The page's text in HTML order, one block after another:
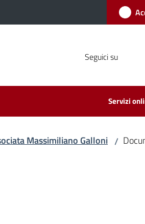
Seguici su
Servizi
Massimiliano Galloni /